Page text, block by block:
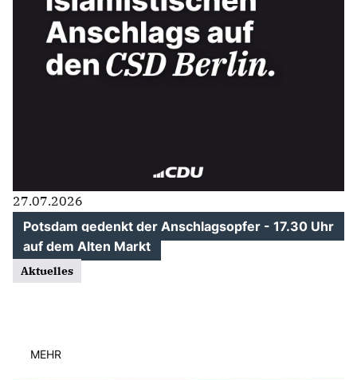
27.07.2026
Potsdam gedenkt der Anschlagsopfer - 17.30 Uhr
auf dem Alten Markt
Aktuelles
MEHR